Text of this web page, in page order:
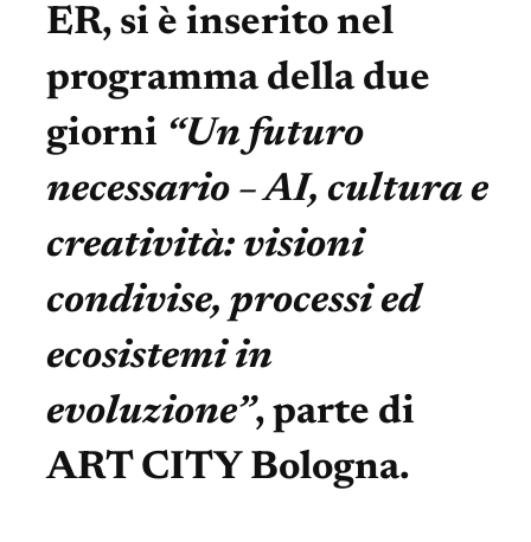
ER, si è inserito nel
programma della due
giorni “Un futuro
necessario – AI, cultura e
creatività: visioni
condivise, processi ed
ecosistemi in
evoluzione”, parte di
ART CITY Bologna.